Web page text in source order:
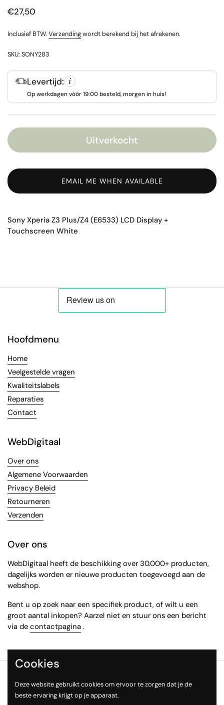
Prijs:
€27,50
Inclusief BTW. Verzendingwordt berekend bij het afrekenen.
SKU: SONY283
Levertijd:
Op werkdagen vóór 19:00 besteld, morgen in huis!
Uitverkocht
EMAIL ME WHEN AVAILABLE
Sony Xperia Z3 Plus/Z4 (E6533) LCD Display +
Touchscreen White
Hoofdmenu
Home
Veelgestelde vragen
Kwaliteitslabels
Reparaties
Contact
WebDigitaal
Over ons
Algemene Voorwaarden
Privacy Beleid
Retourneren
Verzenden
Over ons
WebDigitaal heeft de beschikking over 30.000+ producten,
dagelijks worden er nieuwe producten toegevoegd aan de
webshop.
Bent u op zoek naar een specifiek product, of wilt u een
groot aantal inkopen? Aarzel niet en stuur ons een bericht
via de contactpagina .
Taal
Nederlands
Cookies
Deze website gebruikt cookies om ervoor te zorgen dat je de
beste ervaring krijgt op je apparaat.